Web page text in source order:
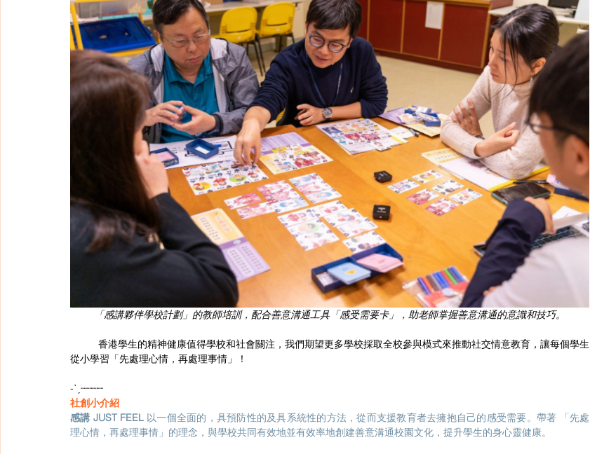
「感講夥伴學校計劃」的教師培訓，配合善意溝通工具「感受需要卡」，助老師掌握善意溝通的意識和技巧。
香港學生的精神健康值得學校和社會關注，我們期望更多學校採取全校參與模式來推動社交情意教育，讓每個學生
從小學習「先處理心情，再處理事情」！
-ˋˏ┈┈┈┈
社創小介紹
感講 JUST FEEL 以一個全面的，具預防性的及具系統性的方法，從而支援教育者去擁抱自己的感受需要。帶著 「先處
理心情，再處理事情」的理念，與學校共同有效地並有效率地創建善意溝通校園文化，提升學生的身心靈健康。